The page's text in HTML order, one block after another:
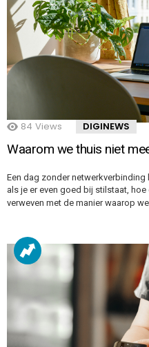
84 Views DIGINEWS
Waarom we thuis niet
Een dag zonder
als je er even goed bij stilstaat,
verweven met de manier waarop